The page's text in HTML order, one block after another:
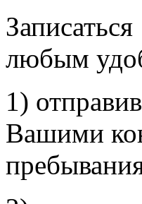
любым
1)
Вашими